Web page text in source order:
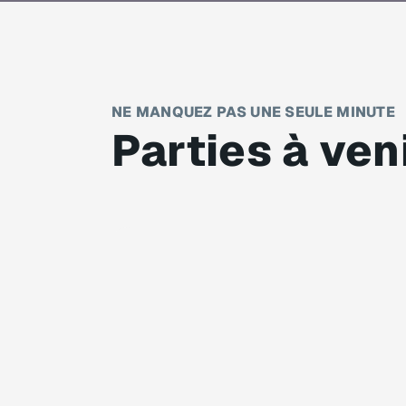
NE MANQUEZ PAS UNE SEULE MINUTE
Parties à